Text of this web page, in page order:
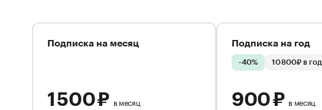
Подписка на месяц
1 500 ₽ в месяц
Подписка на год
-40% 10 800₽ в год
900 ₽ в месяц